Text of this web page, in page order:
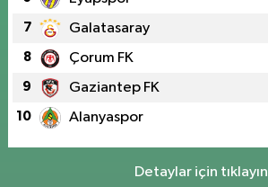
7 Galatasaray
8 Çorum FK
9 Gaziantep FK
10 Alanyaspor
Detaylar için tıklayın